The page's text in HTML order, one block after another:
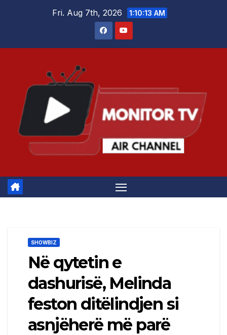
Fri. Aug 7th, 2026 1:10:14 AM
SHOWBIZ
Në qytetin e
dashurisë, Melinda
feston ditëlindjen si
asnjëherë më parë